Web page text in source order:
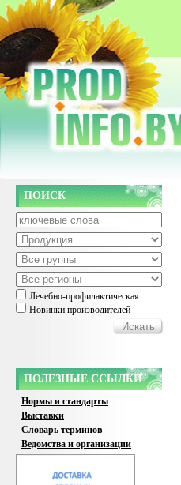
ПОИСК
Лечебно-профилактическая
Новинки производителей
ПОЛЕЗНЫЕ ССЫЛКИ
Нормы и стандарты
Выставки
Словарь терминов
Ведомства и организации